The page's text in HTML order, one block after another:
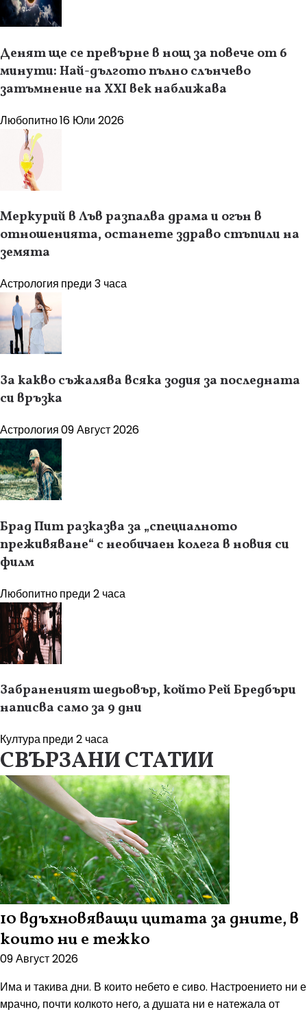
Денят ще се превърне в нощ за повече от 6
минути: Най-дългото пълно слънчево
затъмнение на XXI век наближава
Любопитно16 Юли 2026
Меркурий в Лъв разпалва драма и огън в
отношенията, останете здраво стъпили на
земята
Астрология преди 3 часа
За какво съжалява всяка зодия за последната
си връзка
Астрология09 Август 2026
Брад Пит разказва за „специалното
преживяване“ с необичаен колега в новия си
филм
Любопитнопреди 2 часа
Забраненият шедьовър, който Рей Бредбъри
написва само за 9 дни
Културапреди 2 часа
СВЪРЗАНИ СТАТИИ
10 вдъхновяващи цитата за дните, в
които ни е тежко
09 Август 2026
Има и такива дни. В които небето е сиво. Настроението ни е
мрачно, почти колкото него, а душата ни е натежала от